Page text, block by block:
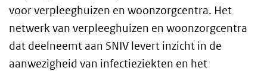
voor verpleeghuizen en woonzorgcentra. Het
netwerk van verpleeghuizen en woonzorgcentra
dat deelneemt aan SNIV levert inzicht in de
aanwezigheid van infectieziekten en het